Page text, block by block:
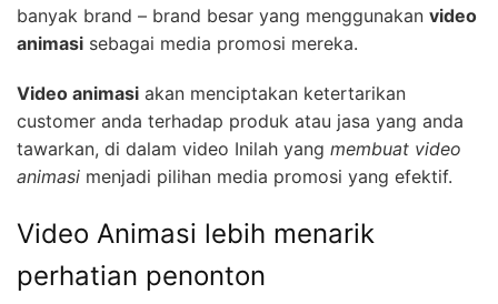
banyak brand – brand besar yang menggunakan video
animasi sebagai media promosi mereka.
Video animasi akan menciptakan ketertarikan
customer anda terhadap produk atau jasa yang anda
tawarkan, di dalam video Inilah yang membuat video
animasi menjadi pilihan media promosi yang efektif.
Video Animasi lebih menarik
perhatian penonton